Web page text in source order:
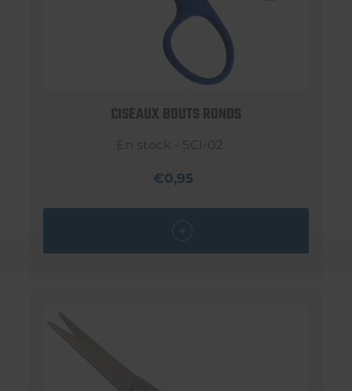
CISEAUX BOUTS RONDS
En stock - SCI-02
€0,95